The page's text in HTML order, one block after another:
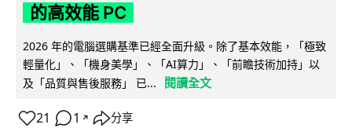
的高效能 PC
2026 年的電腦選購基準已經全面升級。除了基本效能，「極致
輕量化」、「機身美學」、「AI算力」、「前瞻技術加持」以
及「品質與售後服務」 已...
閱讀全文
21 1 ↗ 分享